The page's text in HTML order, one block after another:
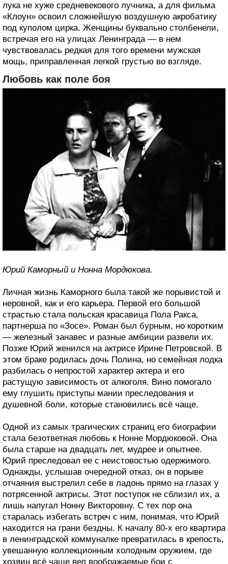
лука не хуже средневекового лучника, а для фильма
«Клоун» освоил сложнейшую воздушную акробатику
под куполом цирка. Женщины буквально столбенели,
встречая его на улицах Ленинграда — в нем
чувствовалась редкая для того времени мужская
мощь, приправленная легкой грустью во взгляде.
Любовь как поле боя
Юрий Каморный и Нонна Мордюкова.
Личная жизнь Каморного была такой же порывистой и
неровной, как и его карьера. Первой его большой
страстью стала польская красавица Пола Ракса,
партнерша по «Зосе». Роман был бурным, но коротким
— железный занавес и разные амбиции развели их.
Позже Юрий женился на актрисе Ирине Петровской. В
этом браке родилась дочь Полина, но семейная лодка
разбилась о непростой характер актера и его
растущую зависимость от алкоголя. Вино помогало
ему глушить приступы мании преследования и
душевной боли, которые становились всё чаще.
Одной из самых трагических страниц его биографии
стала безответная любовь к Нонне Мордюковой. Она
была старше на двадцать лет, мудрее и опытнее.
Юрий преследовал ее с неистовостью одержимого.
Однажды, услышав очередной отказ, он в порыве
отчаяния выстрелил себе в ладонь прямо на глазах у
потрясенной актрисы. Этот поступок не сблизил их, а
лишь напугал Нонну Викторовну. С тех пор она
старалась избегать встреч с ним, понимая, что Юрий
находится на грани бездны. К началу 80-х его квартира
в ленинградской коммуналке превратилась в крепость,
увешанную коллекционным холодным оружием, где
хозяин всё чаще вел воображаемые бои с